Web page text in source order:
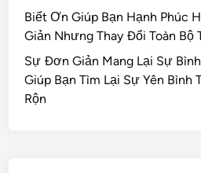
Biết Ơn Giúp Bạn Hạnh Phúc
Giản Nhưng Thay Đổi Toàn Bộ
Sự Đơn Giản Mang Lại Sự
Giúp Bạn Tìm Lại Sự Yên Bình
Rộn